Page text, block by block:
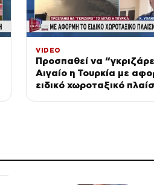
VIDEO
Προσπαθεί να
Αιγαίο η Τουρκία με
ειδικό χωροταξικό